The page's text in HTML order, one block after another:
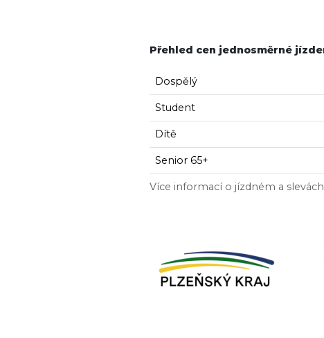
Přehled cen jednosměrné
Více informací o jízdném a
Dospělý
Student
Dítě
Senior 65+